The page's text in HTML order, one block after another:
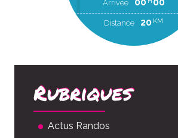
Arrivée
Distance 20 KM
Rubriques
Actus Randos